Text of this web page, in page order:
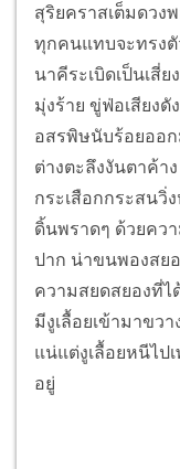
สุริยคราสเต็มดวง
ทุกคนแทบจะทรงตั
นาคีระเบิดเป็นเสี่
มุ่งร้าย ขู่ฟ่อเสียงดั
อสรพิษนับร้อยออ
ต่างตะลึงงันตาค้า
กระเสือกกระสนวิ่
ดิ้นพราดๆ ด้วยคว
ปาก น่าขนพองสย
ความสยดสยองที่ไ
มีงูเลื้อยเข้ามาขว
แน่แต่งูเลื้อยหนีไป
อยู่